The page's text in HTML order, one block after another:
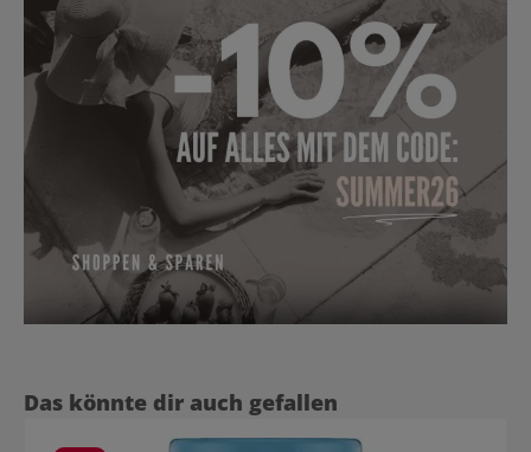
Produktgalerie überspringen
Das könnte dir auch gefallen